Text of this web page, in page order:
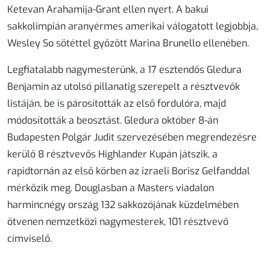
Ketevan Arahamija-Grant ellen nyert. A bakui
sakkolimpián aranyérmes amerikai válogatott legjobbja,
Wesley So sötéttel győzött Marina Brunello ellenében.
Legfiatalabb nagymesterünk, a 17 esztendős Gledura
Benjamin az utolsó pillanatig szerepelt a résztvevők
listáján, be is párosították az első fordulóra, majd
módosították a beosztást. Gledura október 8-án
Budapesten Polgár Judit szervezésében megrendezésre
kerülő 8 résztvevős Highlander Kupán játszik, a
rapidtornán az első körben az izraeli Borisz Gelfanddal
mérkőzik meg. Douglasban a Masters viadalon
harmincnégy ország 132 sakkozójának küzdelmében
ötvenen nemzetközi nagymesterek, 101 résztvevő
címviselő.